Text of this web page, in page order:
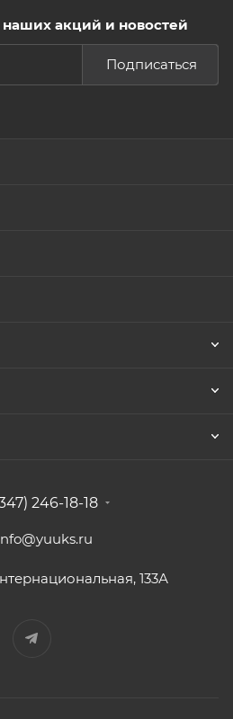
наших акций и новостей
Подписаться
246-18-18
133А